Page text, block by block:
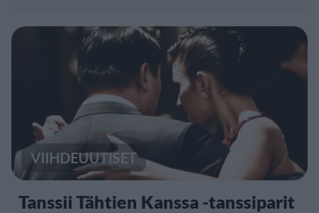
VIIHDEUUTISET
Tanssii Tähtien Kanssa -tanssiparit